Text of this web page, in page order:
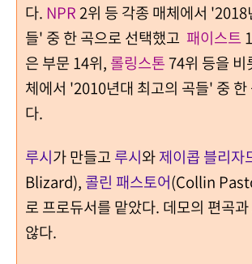
다. NPR2위 등 각종 매체에서 '2018
들' 중 한 곡으로 선택했고 패이스트
은 부문 14위, 롤링스톤 74위 등을 비
체에서 '2010년대 최고의 곡들' 중 한
다.
루시가 만들고 루시와제이콥 블리자
Blizard), 콜린 패스토어(Collin
로 프로듀서를 맡았다. 데모의 편곡
않다.